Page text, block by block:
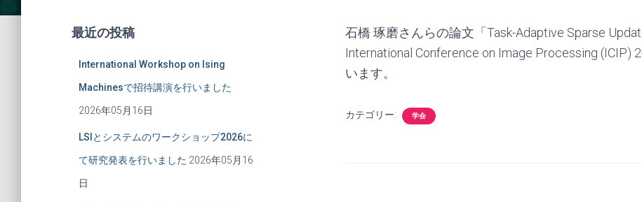
最近の投稿
International Workshop on Ising
Machinesで招待講演を行いました
2026年05月16日
LSIとシステムのワークショップ2026に
て研究発表を行いました 2026年05月16
日
石橋 琢磨さんらの論文「Task-Adaptive Sparse
International Conference on Image Processing
います。
カテゴリー: 学会